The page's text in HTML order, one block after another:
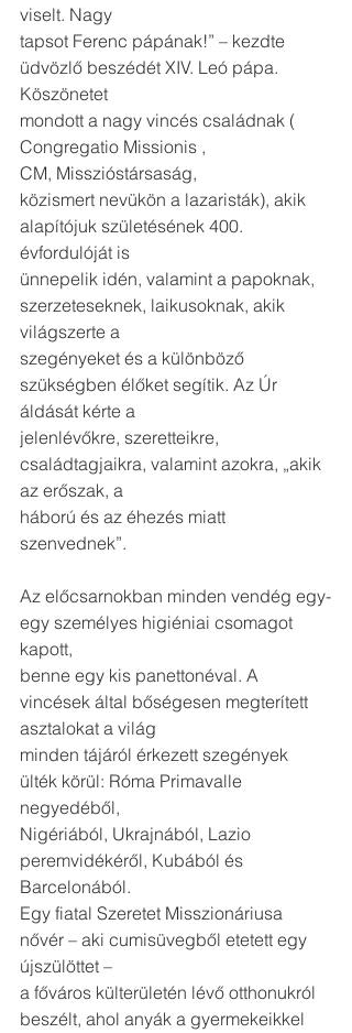
viselt. Nagy
tapsot Ferenc pápának!” – kezdte
üdvözlő beszédét XIV. Leó pápa.
Köszönetet
mondott a nagy vincés családnak (
Congregatio Missionis ,
CM, Misszióstársaság,
közismert nevükön a lazaristák), akik
alapítójuk születésének 400.
évfordulóját is
ünnepelik idén, valamint a papoknak,
szerzeteseknek, laikusoknak, akik
világszerte a
szegényeket és a különböző
szükségben élőket segítik. Az Úr
áldását kérte a
jelenlévőkre, szeretteikre,
családtagjaikra, valamint azokra, „akik
az erőszak, a
háború és az éhezés miatt
szenvednek”.
Az előcsarnokban minden vendég egy-
egy személyes higiéniai csomagot
kapott,
benne egy kis panettonéval. A
vincések által bőségesen megterített
asztalokat a világ
minden tájáról érkezett szegények
ülték körül: Róma Primavalle
negyedéből,
Nigériából, Ukrajnából, Lazio
peremvidékéről, Kubából és
Barcelonából.
Egy fiatal Szeretet Misszionáriusa
nővér – aki cumisüvegből etetett egy
újszülöttet –
a főváros külterületén lévő otthonukról
beszélt, ahol anyák a gyermekeikkel